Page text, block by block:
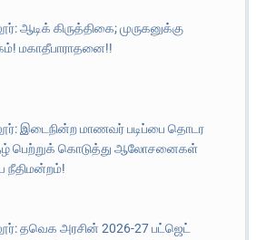
ஆடிக் கிருத்திகை; முருகனுக்கு
மகாதீபாராதனை!!
இடைநின்ற மாணவர் படிப்பை தொடர
பெற்றுக் கொடுத்து ஆலோசனைகள்
நீதிமன்றம்!
தவெக அரசின் 2026-27 பட்ஜெட்